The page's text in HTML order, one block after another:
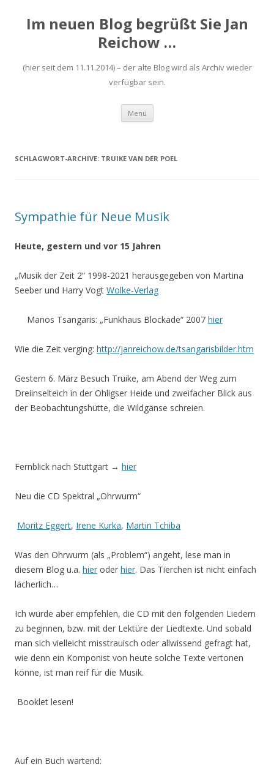
Im neuen Blog begrüßt Sie Jan
Reichow …
(hier seit dem 11.11.2014) – der alte Blog wird als Archiv wieder
verfügbar sein.
Menü Zum
springen
SCHLAGWORT-ARCHIVE: TRUIKE VAN DER POEL
Sympathie für Neue Musik
Heute, gestern und vor 15 Jahren
„Musik der Zeit 2“ 1998-2021 herausgegeben von Martina
Seeber und Harry Vogt Wolke-Verlag
Manos Tsangaris: „Funkhaus Blockade“ 2007 hier
Wie die Zeit verging: http://janreichow.de/tsangarisbilder.htm
Gestern 6. März Besuch Truike, am Abend der Weg zum
Dreiinselteich in der Ohligser Heide und zweifacher Blick aus
der Beobachtungshütte, die Wildgänse schreien.
Fernblick nach Stuttgart → hier
Neu die CD Spektral „Ohrwurm“
Moritz Eggert, Irene Kurka, Martin Tchiba
Was den Ohrwurm (als „Problem“) angeht, lese man in
diesem Blog u.a. hier oder hier. Das Tierchen ist nicht einfach
lächerlich…
Ich würde aber empfehlen, die CD mit den folgenden Liedern
zu beginnen, bzw. mit der Lektüre der Liedtexte. Und sobald
man sich vielleicht misstrauisch oder allwissend gefragt hat,
wie denn ein Komponist von heute solche Texte vertonen
könne, ist man reif für die Musik.
Booklet lesen!
Auf ein Buch wartend: